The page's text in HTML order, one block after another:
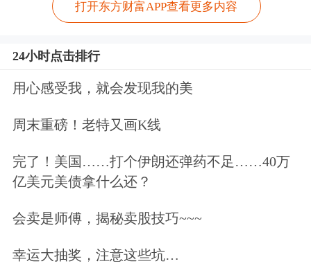
打开东方财富APP查看更多内容
24小时点击排行
用心感受我，就会发现我的美
周末重磅！老特又画K线
完了！美国……打个伊朗还弹药不足……40万
亿美元美债拿什么还？
会卖是师傅，揭秘卖股技巧~~~
幸运大抽奖，注意这些坑…